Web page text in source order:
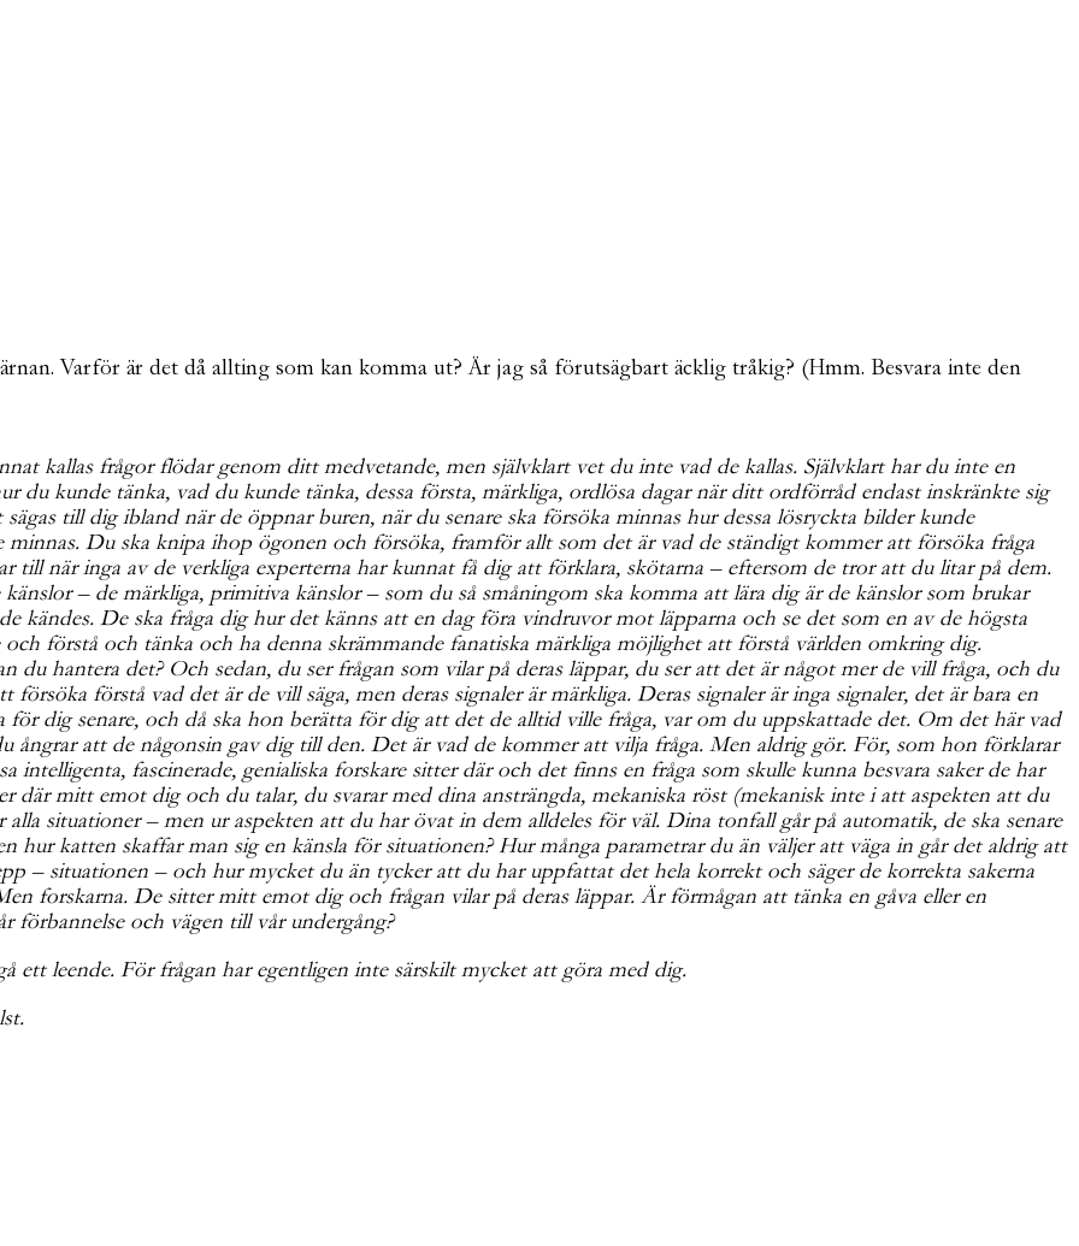
Varför är det då allting som kan komma ut? Är jag så förutsägbart äcklig tråkig? (Hmm. Besvara inte den
kallas frågor flödar genom ditt medvetande, men självklart vet du inte vad de kallas. Självklart har du inte en
du kunde tänka, vad du kunde tänka, dessa första, märkliga, ordlösa dagar när ditt ordförråd endast inskränkte sig
till dig ibland när de öppnar buren, när du senare ska försöka minnas hur dessa lösryckta bilder kunde
minnas. Du ska knipa ihop ögonen och försöka, framför allt som det är vad de ständigt kommer att försöka fråga
till när inga av de verkliga experterna har kunnat få dig att förklara, skötarna – eftersom de tror att du litar på dem.
– de märkliga, primitiva känslor – som du så småningom ska komma att lära dig är de känslor som brukar
kändes. De ska fråga dig hur det känns att en dag föra vindruvor mot läpparna och se det som en av de högsta
förstå och tänka och ha denna skrämmande fanatiska märkliga möjlighet att förstå världen omkring dig.
du hantera det? Och sedan, du ser frågan som vilar på deras läppar, du ser att det är något mer de vill fråga, och du
förstå vad det är de vill säga, men deras signaler är märkliga. Deras signaler är inga signaler, det är bara en
dig senare, och då ska hon berätta för dig att det de alltid ville fråga, var om du uppskattade det. Om det här vad
ångrar att de någonsin gav dig till den. Det är vad de kommer att vilja fråga. Men aldrig gör. För, som hon förklarar
intelligenta, fascinerade, genialiska forskare sitter där och det finns en fråga som skulle kunna besvara saker de har
där mitt emot dig och du talar, du svarar med dina ansträngda, mekaniska röst (mekanisk inte i att aspekten att du
situationer – men ur aspekten att du har övat in dem alldeles för väl. Dina tonfall går på automatik, de ska senare
hur katten skaffar man sig en känsla för situationen? Hur många parametrar du än väljer att väga in går det aldrig att
– situationen – och hur mycket du än tycker att du har uppfattat det hela korrekt och säger de korrekta sakerna
forskarna. De sitter mitt emot dig och frågan vilar på deras läppar. Är förmågan att tänka en gåva eller en
förbannelse och vägen till vår undergång?
leende. För frågan har egentligen inte särskilt mycket att göra med dig.